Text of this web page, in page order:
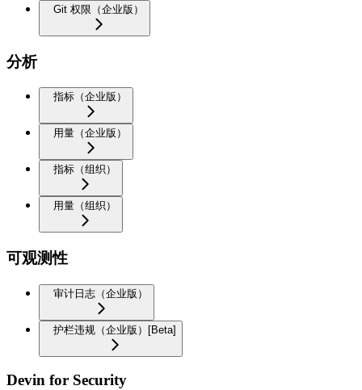
Git 权限（企业版）
分析
指标（企业版）
用量（企业版）
指标（组织）
用量（组织）
可观测性
审计日志（企业版）
护栏违规（企业版）[Beta]
Devin for Security